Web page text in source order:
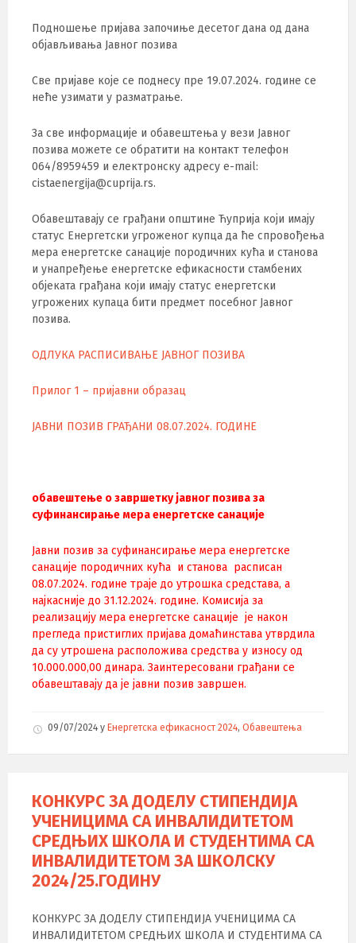
Подношење пријава започиње десетог дана од дана
објављивања Јавног позива
Све пријаве које се поднесу пре 19.07.2024. године се
неће узимати у разматрање.
За све информације и обавештења у вези Јавног
позива можете се обратити на контакт телефон
064/8959459 и електронску адресу e-mail:
cistaenergija@cuprija.rs.
Обавештавају се грађани општине Ћуприја који имају
статус Енергетски угроженог купца да ће спровођења
мера енергетске санације породичних кућа и станова
и унапређење енергетске ефикасности стамбених
објеката грађана који имају статус енергетски
угрожених купаца бити предмет посебног Јавног
позива.
ОДЛУКА РАСПИСИВАЊЕ ЈАВНОГ ПОЗИВА
Прилог 1 – пријавни образац
ЈАВНИ ПОЗИВ ГРАЂАНИ 08.07.2024. ГОДИНЕ
обавештење о завршетку јавног позива за
суфинансирање мера енергетске санације
Jавни позив за суфинансирање мера енергетске
санације породичних кућа и станова расписан
08.07.2024. године траје до утрошка средстава, а
најкасније до 31.12.2024. године. Kомисија за
реализацију мера енергетске санације је након
прегледа пристиглих пријава домаћинстава утврдила
да су утрошена расположива средства у износу од
10.000.000,00 динара. Заинтересовани грађани се
обавештавају да је јавни позив завршен.
09/07/2024 у Енергетска ефикасност 2024, Обавештења
КОНКУРС ЗА ДОДЕЛУ СТИПЕНДИЈА
УЧЕНИЦИМА СА ИНВАЛИДИТЕТОМ
СРЕДЊИХ ШКОЛА И СТУДЕНТИМА СА
ИНВАЛИДИТЕТОМ ЗА ШКОЛСКУ
2024/25.ГОДИНУ
КОНКУРС ЗА ДОДЕЛУ СТИПЕНДИЈА УЧЕНИЦИМА СА
ИНВАЛИДИТЕТОМ СРЕДЊИХ ШКОЛА И СТУДЕНТИМА СА